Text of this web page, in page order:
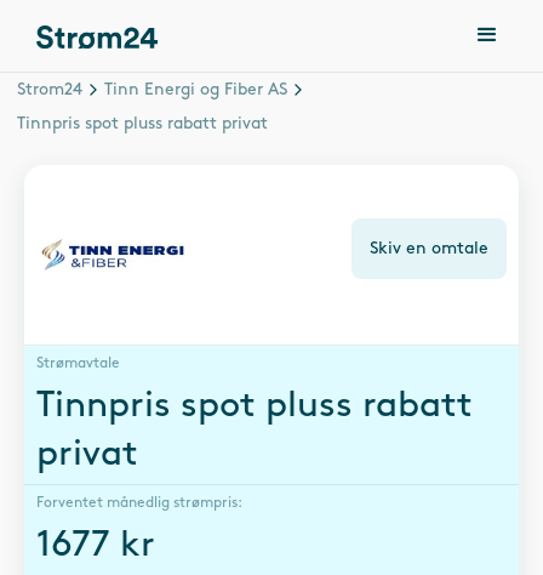
Strom24 Tinn Energi og Fiber AS
Tinnpris spot pluss rabatt privat
Skiv en omtale
Strømavtale
Tinnpris spot pluss rabatt
privat
Forventet månedlig strømpris:
1677 kr